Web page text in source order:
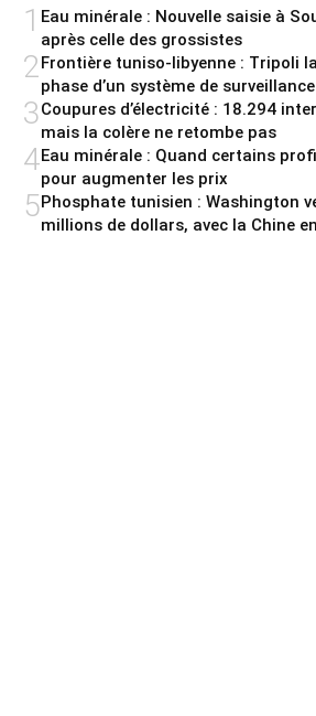
1 Eau minérale : Nouvelle saisie à
après celle des grossistes
2Frontière tuniso-libyenne : Tripoli
phase d’un système de
3Coupures d’électricité : 18.294
mais la colère ne retombe pas
4Eau minérale : Quand certains
pour augmenter les prix
5Phosphate tunisien : Washington
millions de dollars, avec la Chine